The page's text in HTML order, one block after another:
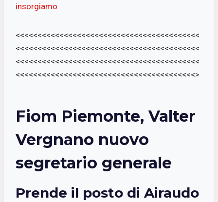
insorgiamo
<<<<<<<<<<<<<<<<<<<<<<<<<<<<<<<<<<<<<<<<<<
<<<<<<<<<<<<<<<<<<<<<<<<<<<<<<<<<<<<<<<<<<
<<<<<<<<<<<<<<<<<<<<<<<<<<<<<<<<<<<<<<<<<<
<<<<<<<<<<<<<<<<<<<<<<<<<<<<<<<<<<<<<<<<<>
Fiom Piemonte, Valter
Vergnano nuovo
segretario generale
Prende il posto di Airaudo